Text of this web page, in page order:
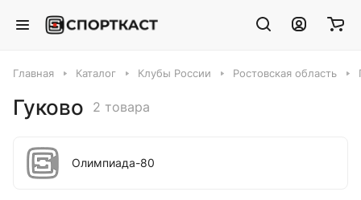
Главная Каталог Клубы России Ростовская область
Гуково 2 товара
Олимпиада-80